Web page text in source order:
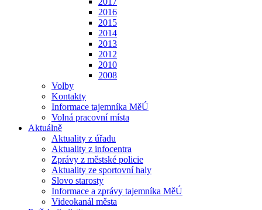
2016
2015
2014
2013
2012
2010
2008
Volby
Kontakty
Informace tajemníka MěÚ
Volná pracovní místa
Aktuálně
Aktuality z úřadu
Aktuality z infocentra
Zprávy z městské policie
Aktuality ze sportovní haly
Slovo starosty
Informace a zprávy tajemníka MěÚ
Videokanál města